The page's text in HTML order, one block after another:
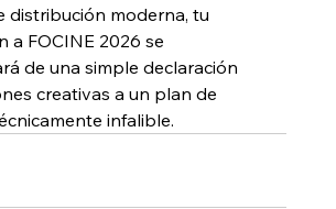
distribución moderna, tu
a FOCINE 2026 se
de una simple declaración
creativas a un plan de
infalible.